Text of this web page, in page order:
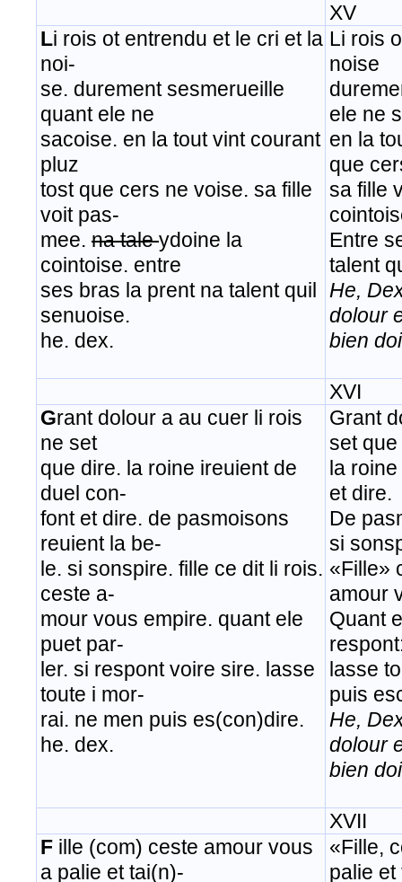
XV
Li rois ot entrendu et le cri et la
noi-
se. durement sesmerueille
quant ele ne
sacoise. en la tout vint courant
pluz
tost que cers ne voise. sa fille
voit pas-
mee. na taleydoine la
cointoise. entre
ses bras la prent na talent quil
senuoise.
he. dex.
Li rois
noise
ele ne
en la
que
sa fille
Entre
talent
He,
dolour
bien
XVI
Grant dolour a au cuer li rois
ne set
que dire. la roine ireuient de
duel con-
font et dire. de pasmoisons
reuient la be-
le. si sonspire. fille ce dit li rois.
ceste a-
mour vous empire. quant ele
puet par-
ler. si respont voire sire. lasse
toute i mor-
rai. ne men puis es(con)dire.
he. dex.
Grant
set
la
et dire.
De
si
«Fille»
amour
Quant
lasse
puis
He,
dolour
bien
XVII
F ille (com) ceste amour vous
a palie et tai(n)-
«Fille,
palie et